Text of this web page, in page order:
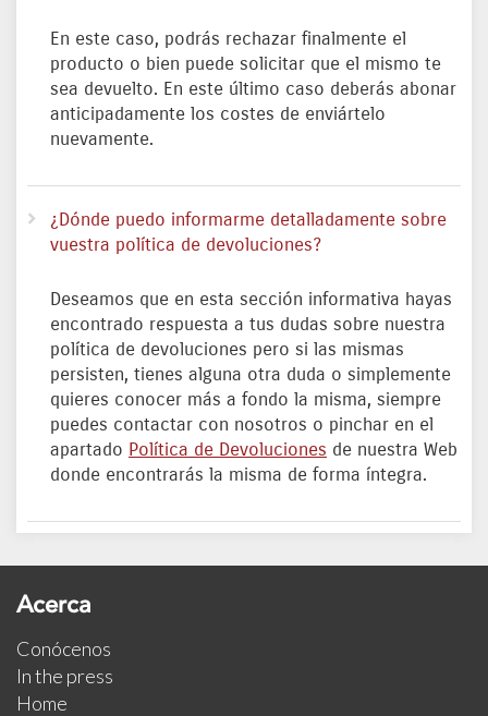
En este caso, podrás rechazar finalmente el
producto o bien puede solicitar que el mismo te
sea devuelto. En este último caso deberás abonar
anticipadamente los costes de enviártelo
nuevamente.
¿Dónde puedo informarme detalladamente sobre
vuestra política de devoluciones?
Deseamos que en esta sección informativa hayas
encontrado respuesta a tus dudas sobre nuestra
política de devoluciones pero si las mismas
persisten, tienes alguna otra duda o simplemente
quieres conocer más a fondo la misma, siempre
puedes contactar con nosotros o pinchar en el
apartado Política de Devoluciones de nuestra Web
donde encontrarás la misma de forma íntegra.
Acerca
Conócenos
In the press
Home